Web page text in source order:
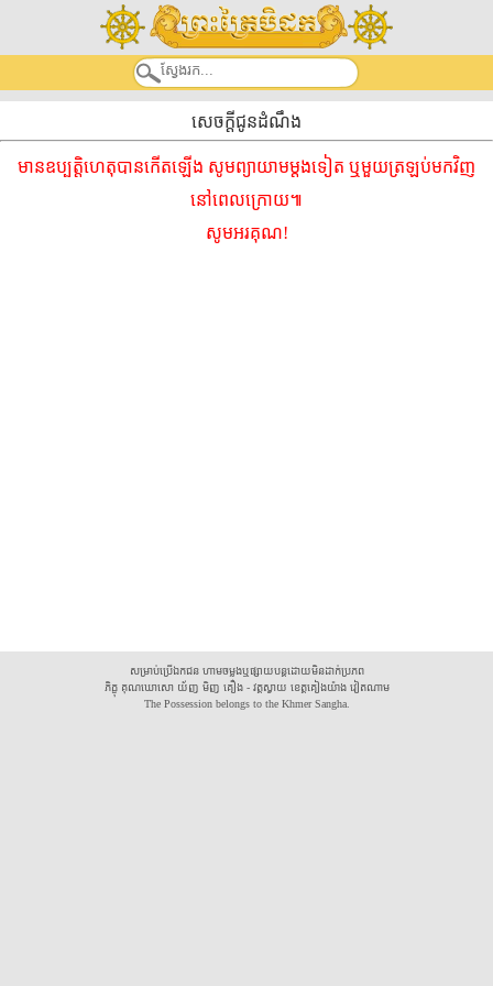
សេចក្តីជូនដំណឹង
មានឧប្បត្តិហេតុបានកើតឡើង សូមព្យាយាមម្ដងទៀត ឬមួយត្រឡប់មកវិញ
នៅពេលក្រោយ៕
សូមអរគុណ!
សម្រាប់ប្រើឯកជន ហាមចម្លងឬផ្សាយបន្តដោយមិនដាក់ប្រភព
ភិក្ខុ គុណឃោសោ យ័ញ មិញ គឿង - វត្តស្វាយ ខេត្តគៀងយ៉ាង វៀតណាម
The Possession belongs to the Khmer Sangha.